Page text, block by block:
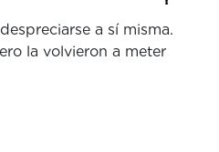
a sí misma.
la volvieron a meter